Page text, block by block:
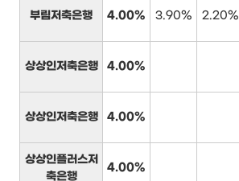
부림저축은행 4.00% 3.90% 2.20%
상상인저축은행 4.00%
상상인저축은행 4.00%
상상인플러스저
축은행
4.00%